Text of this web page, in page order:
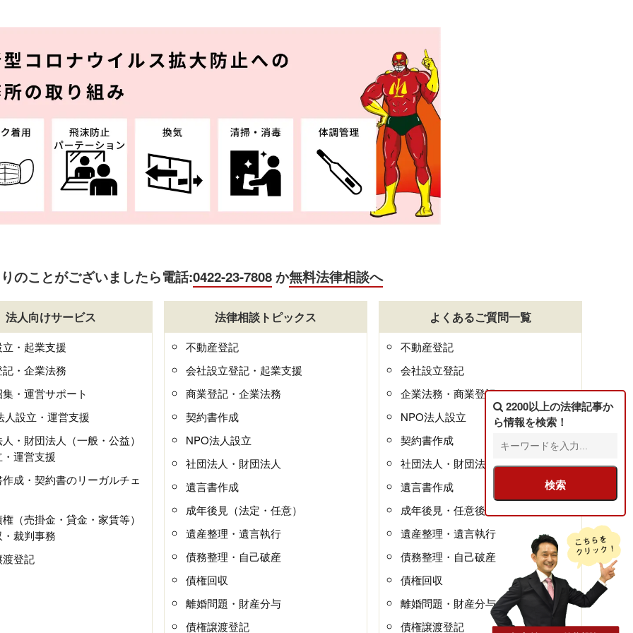
のことがございましたら電話:0422-23-7808か無料法律相談へ
法人向けサービス
・起業支援
・企業法務
・運営サポート
人設立・運営支援
・財団法人（一般・公益）
運営支援
成・契約書のリーガルチェ
（売掛金・貸金・家賃等）
裁判事務
登記
法律相談トピックス
不動産登記
会社設立登記・起業支援
商業登記・企業法務
契約書作成
NPO法人設立
社団法人・財団法人
遺言書作成
成年後見（法定・任意）
遺産整理・遺言執行
債務整理・自己破産
債権回収
離婚問題・財産分与
債権譲渡登記
よくあるご質問一覧
不動産登記
会社設立登記
企業法務・商業登記
NPO法人設立
契約書作成
社団法人・財団法人
遺言書作成
成年後見・任意後見
遺産整理・遺言執行
債務整理・自己破産
債権回収
離婚問題・財産分与
債権譲渡登記
2200以上の法律記事か
ら情報を検索！